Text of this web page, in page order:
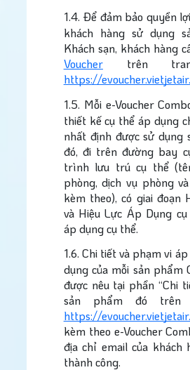
1.4. Để đảm bảo quyền
khách hàng sử dụng
Khách sạn, khách hàng
Vouchertrên
https://
1.5. Mỗi e-Voucher
thiết kế cụ thể áp dụng
nhất định được sử dụng
đó, đi trên đường bay
trình lưu trú cụ thể
phòng, dịch vụ phòng
kèm theo), có giai đoạn
và Hiệu Lực Áp Dụng
áp dụng cụ thể.
1.6. Chi tiết và phạm vi
dụng của mỗi sản phẩm
được nêu tại phần “Chi
sản phẩm đó
https://
kèm theo e-Voucher
địa chỉ email của khách
thành công.